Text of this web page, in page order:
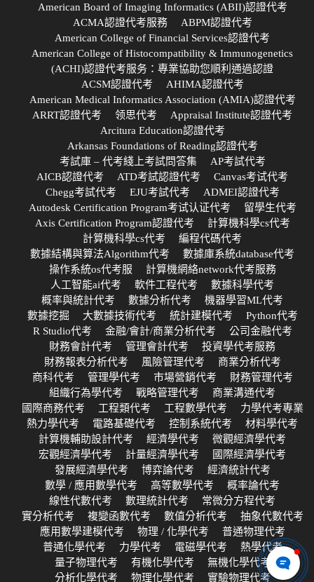
American Board of Imaging Informatics (ABII)認證代考
ACMA認證代考服務
ABPM認證代考
American College of Financial Services認證代考
American College of Histocompatibility & Immunogenetics
(ACHI)認證代考服务：專業協助您順利通過認證
ACSM認證代考
AHIMA認證代考
American Medical Informatics Association (AMIA)認證代考
ARRT認證代考
领思代考
Appraisal Institute認證代考
Arcitura Education認證代考
Arkansas Foundations of Reading認證代考
考試庫 – 代考綫上考試問答集
AP考試代考
AICB認證代考
ATD考試認證代考
Canvas考试代考
Chegg考試代考
EJU考試代考
ADMEI認證代考
Autodesk Certification Program考试认证代考
留學生代考
Axis Certification Program認證代考
計算機科學cs代考
計算機科學cs代考
編程代碼代考
數據結構與算法Algorithm代考
數據庫系統database代考
操作系統os代考服
計算機網絡network代考服務
人工智能ai代考
軟件工程代考
數據科學代考
概率與統計代考
數據分析代考
機器學習ML代考
數據挖掘
大數據技術代考 統計建模代考
Python代考
R Studio代考
金融/會計/商業分析代考
公司金融代考
財務會計代考
管理會計代考
投資學代考服務
財務報表分析代考
風險管理代考
商業分析代考
商科代考
管理學代考 市場營銷代考
財務管理代考
組織行為學代考
戰略管理代考
商業溝通代考
國際商務代考
工程類代考 工程數學代考
力學代考專業
熱力學代考
電路基礎代考 控制系統代考
材料學代考
計算機輔助設計代考
經濟學代考
微觀經濟學代考
宏觀經濟學代考
計量經濟學代考
國際經濟學代考
發展經濟學代考
博弈論代考
經濟統計代考
數學 / 應用數學代考
高等數學代考
概率論代考
線性代數代考
數理統計代考
常微分方程代考
實分析代考
複變函數代考 數值分析代考
抽象代數代考
應用數學建模代考
物理 / 化學代考
普通物理代考
普通化學代考
力學代考 電磁學代考
熱學代考
量子物理代考
有機化學代考
無機化學代考
分析化學代考
物理化學代考 實驗物理代考